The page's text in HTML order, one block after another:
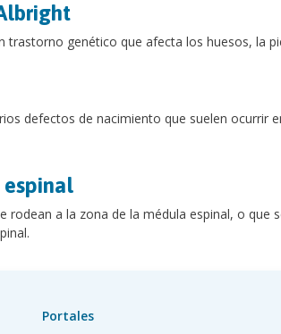
trastorno genético que afecta los huesos, la
defectos de nacimiento que suelen ocurrir
rodean a la zona de la médula espinal, o que
Portales